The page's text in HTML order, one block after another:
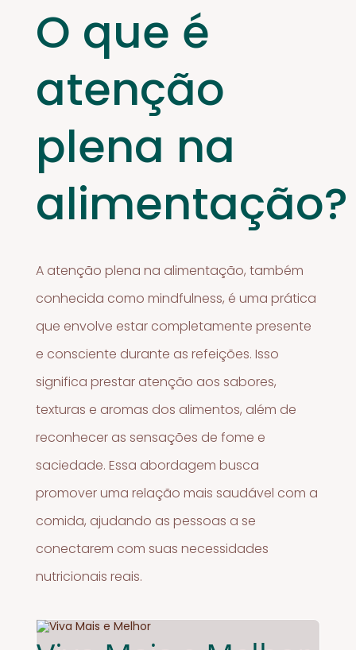
O que é
atenção
plena na
alimentação?
A atenção plena na alimentação, também
conhecida como mindfulness, é uma prática
que envolve estar completamente presente
e consciente durante as refeições. Isso
significa prestar atenção aos sabores,
texturas e aromas dos alimentos, além de
reconhecer as sensações de fome e
saciedade. Essa abordagem busca
promover uma relação mais saudável com a
comida, ajudando as pessoas a se
conectarem com suas necessidades
nutricionais reais.